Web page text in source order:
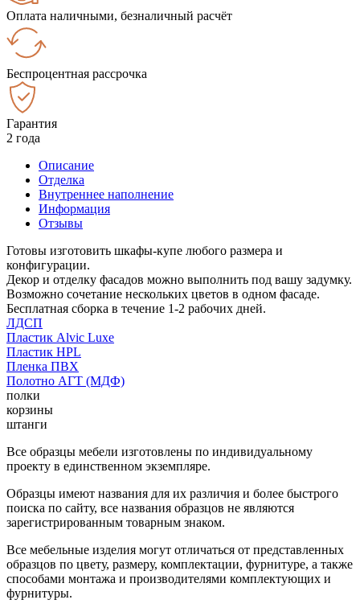
Оплата наличными, безналичный расчёт
Беспроцентная рассрочка
Гарантия
2 года
Описание
Отделка
Внутреннее наполнение
Информация
Отзывы
Готовы изготовить шкафы-купе любого размера и
конфигурации.
Декор и отделку фасадов можно выполнить под вашу задумку.
Возможно сочетание нескольких цветов в одном фасаде.
Бесплатная сборка в течение 1-2 рабочих дней.
ЛДСП
Пластик Alvic Luxe
Пластик HPL
Пленка ПВХ
Полотно АГТ (МДФ)
полки
корзины
штанги
Все образцы мебели изготовлены по индивидуальному
проекту в единственном экземпляре.
Образцы имеют названия для их различия и более быстрого
поиска по сайту, все названия образцов не являются
зарегистрированным товарным знаком.
Все мебельные изделия могут отличаться от представленных
образцов по цвету, размеру, комплектации, фурнитуре, а также
способами монтажа и производителями комплектующих и
фурнитуры.